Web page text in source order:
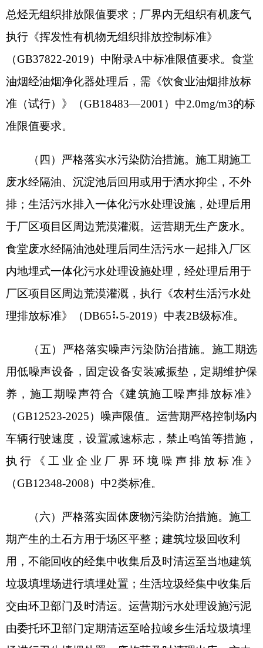
养，施工期噪声符合《建筑施工噪声排放标准》
（GB12523-2025）噪声限值。运营期严格控制场内
车辆行驶速度，设置减速标志，禁止鸣笛等措施，
执行《工业企业厂界环境噪声排放标准》
（六）严格落实固体废物污染防治措施。施工
，不能回收的经集中收集后及时清运至当地建筑
垃圾填埋场进行填埋处置 ；生活垃圾经集中收集后
交由环卫部门及时清运
。运营期污水处理设施污泥
场进行卫生填埋处置
；废炸药及时清理出库，交由
公安部门登记后组织销毁；生活垃圾时清理，交由
环卫部门统一清运处置。
隔油沉淀池产生的油泥（HW08⠼/span>900-
249-08），委托具有处理资质的单位清运处置。危
GB8599-2023 ） 规定处置和管理，并按《危险废
物管理计划和管理台账制定技术导则》中相关要
求，及时在线填报危险废物管理计划，规范建立并
运行危废台账，在线办理电子转移联单。
（七）强化环境风险防范和应急措施。加强项
目规范化管理。项目设置专门的环保管理工作机
构，配备专职管理人员，制定各项环保规章制度，
对该项目可能产生的风险，建设方应严格执行《报
告表》中各项风险事故防范、减缓措施，杜绝环境
案，落实各项应急物资，并加强日常的环境应急演
练，将风险的可能性和危害性降低到最小程度。污
染物排放口（源）设立环保警示标志。
（八）项目运行期必须严格执行区域污染物排